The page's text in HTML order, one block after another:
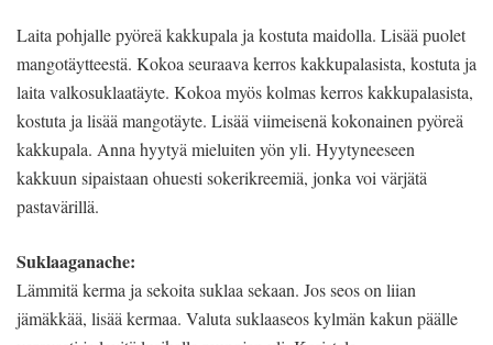
Laita pohjalle pyöreä kakkupala ja kostuta maidolla. Lisää puolet
mangotäytteestä. Kokoa seuraava kerros kakkupalasista, kostuta ja
laita valkosuklaatäyte. Kokoa myös kolmas kerros kakkupalasista,
kostuta ja lisää mangotäyte. Lisää viimeisenä kokonainen pyöreä
kakkupala. Anna hyytyä mieluiten yön yli. Hyytyneeseen
kakkuun sipaistaan ohuesti sokerikreemiä, jonka voi värjätä
pastavärillä.
Suklaaganache:
Lämmitä kerma ja sekoita suklaa sekaan. Jos seos on liian
jämäkkää, lisää kermaa. Valuta suklaaseos kylmän kakun päälle